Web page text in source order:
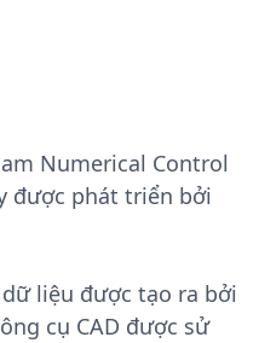
Numerical Control
được phát triển bởi
liệu được tạo ra bởi
cụ CAD được sử